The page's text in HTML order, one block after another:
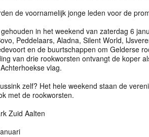
de voornamelijk jonge leden voor de
in het weekend van zaterdag 6
Peddelaars, Aladna, Silent World,
en de buurtschappen om Gelderse
van drie rookworsten ontvangt de koper
vlag.
zelf? Het hele weekend staan de
met de rookworsten.
Zuid Aalten